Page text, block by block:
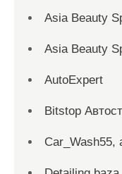
Asia Beauty
Asia Beauty
AutoExpert
Bitstop
Car_Wash55,